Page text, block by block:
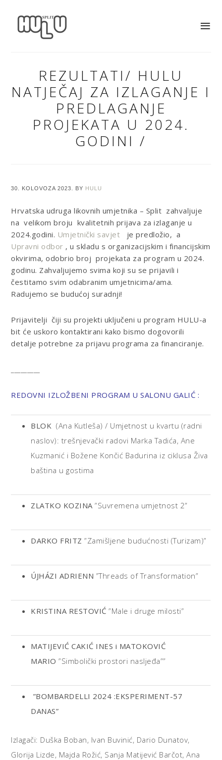
REZULTATI/ HULU
NATJEČAJ ZA IZLAGANJE I
PREDLAGANJE
PROJEKATA U 2024.
GODINI /
30. KOLOVOZA 2023. BY HULU
Hrvatska udruga likovnih umjetnika – Split zahvaljuje
na velikom broju kvalitetnih prijava za izlaganje u
2024.godini. Umjetnički savjet
je predložio, a
Upravni odbor , u skladu s organizacijskim i financijskim
okvirima, odobrio broj projekata za program u 2024.
godinu. Zahvaljujemo svima koji su se prijavili i
čestitamo svim odabranim umjetnicima/ama.
Radujemo se budućoj suradnji!
Prijavitelji čiji su projekti uključeni u program HULU-a
bit će uskoro kontaktirani kako bismo dogovorili
detalje potrebne za prijavu programa za financiranje.
REDOVNI IZLOŽBENI PROGRAM U SALONU GALIĆ :
BLOK(Ana Kutleša) / Umjetnost u kvartu (radni
naslov): trešnjevački radovi Marka Tadića, Ane
Kuzmanić i Božene Končić Badurina iz ciklusa Živa
baština u gostima
ZLATKO KOZINA”Suvremena umjetnost 2”
DARKO FRITZ”Zamišljene budućnosti (Turizam)”
ÚJHÁZI ADRIENN ”Threads of Transformation”
KRISTINA RESTOVIĆ”Male i druge milosti”
MATIJEVIĆ CAKIĆ INES i MATOKOVIĆ
MARIO”Simbolički prostori nasljeđa””
”BOMBARDELLI 2024 :EKSPERIMENT-57
DANAS”
Izlagači: Duška Boban, Ivan Buvinić, Dario Dunatov,
Glorija Lizde, Majda Rožić, Sanja Matijević Barčot, Ana